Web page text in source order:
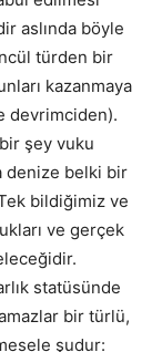
aslında böyle
türden bir
kazanmaya
devrimciden).
şey vuku
denize belki bir
bildiğimiz ve
ve gerçek
statüsünde
bir türlü,
şudur: